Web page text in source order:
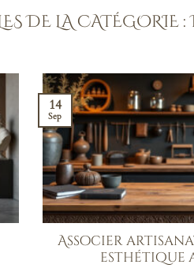
Associer
esthétique
14
Sep